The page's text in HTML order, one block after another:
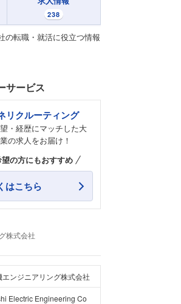
238
の転職・就活に役立つ情報
サービス
リクルーティング
・経歴にマッチした大
の求人をお届け！
の方にもおすすめ
はこちら
株式会社
エンジニアリング株式会社
Electric Engineering Co